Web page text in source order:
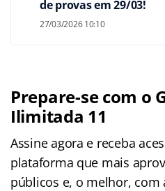
de provas em 29/03!
27/03/2026 10:10
Prepare-se com o
Ilimitada 11
Assine agora e receba
plataforma que mais
públicos e, o melhor, com